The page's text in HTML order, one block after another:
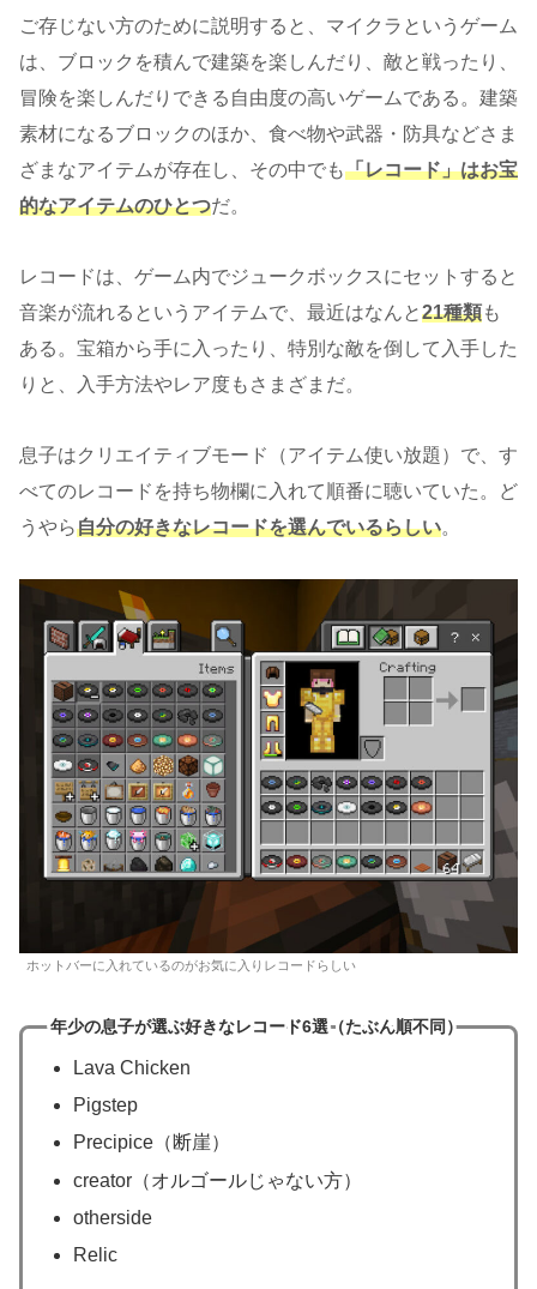
ご存じない方のために説明すると、マイクラというゲーム
は、ブロックを積んで建築を楽しんだり、敵と戦ったり、
冒険を楽しんだりできる自由度の高いゲームである。建築
素材になるブロックのほか、食べ物や武器・防具などさま
ざまなアイテムが存在し、その中でも「レコード」はお宝
的なアイテムのひとつだ。
レコードは、ゲーム内でジュークボックスにセットすると
音楽が流れるというアイテムで、最近はなんと21種類も
ある。宝箱から手に入ったり、特別な敵を倒して入手した
りと、入手方法やレア度もさまざまだ。
息子はクリエイティブモード（アイテム使い放題）で、す
べてのレコードを持ち物欄に入れて順番に聴いていた。ど
うやら自分の好きなレコードを選んでいるらしい。
ホットバーに入れているのがお気に入りレコードらしい
年少の息子が選ぶ好きなレコード6選（たぶん順不同）
Lava Chicken
Pigstep
Precipice（断崖）
creator（オルゴールじゃない方）
otherside
Relic